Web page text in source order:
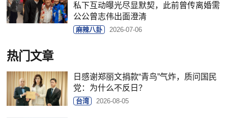
私下互动曝光尽显默契，此前曾传离婚需
公公曾志伟出面澄清
麻辣八卦 2026-07-06
热门文章
日感谢郑丽文捐款“青鸟”气炸，质问国民
党：为什么不反日？
台湾 2026-08-05